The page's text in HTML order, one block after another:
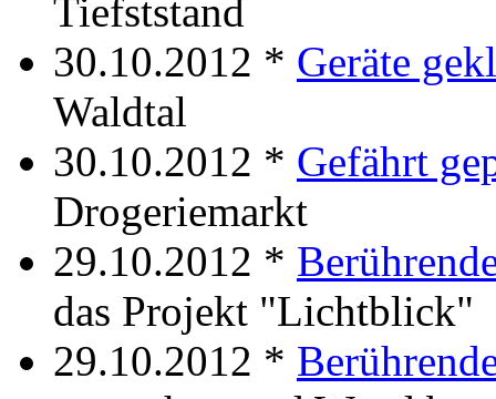
Tiefststand
30.10.2012 * Geräte
Waldtal
30.10.2012 * Gefährt
Drogeriemarkt
29.10.2012 *
das Projekt "Lichtblick"
29.10.2012 *